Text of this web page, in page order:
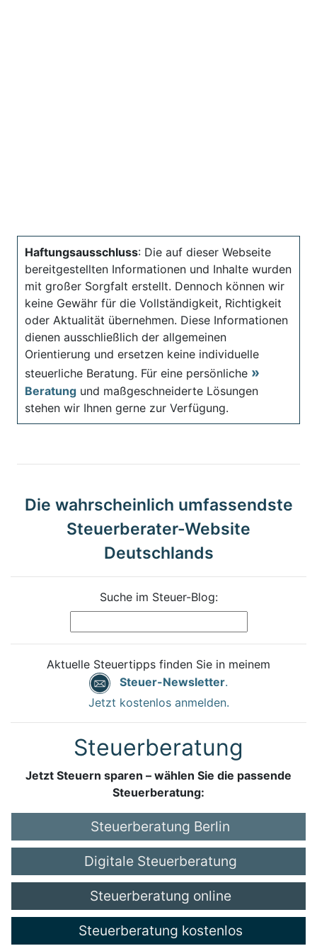
Haftungsausschluss: Die auf dieser Webseite
bereitgestellten Informationen und Inhalte wurden
mit großer Sorgfalt erstellt. Dennoch können wir
keine Gewähr für die Vollständigkeit, Richtigkeit
oder Aktualität übernehmen. Diese Informationen
dienen ausschließlich der allgemeinen
Orientierung und ersetzen keine individuelle
steuerliche Beratung. Für eine persönliche
Beratung und maßgeschneiderte Lösungen
stehen wir Ihnen gerne zur Verfügung.
Die wahrscheinlich umfassendste
Steuerberater-Website
Deutschlands
Suche im Steuer-Blog:
Aktuelle Steuertipps finden Sie in meinem
Steuer-Newsletter.
Jetzt kostenlos anmelden.
Steuerberatung
Jetzt Steuern sparen – wählen Sie die passende
Steuerberatung:
Steuerberatung Berlin
Digitale Steuerberatung
Steuerberatung online
Steuerberatung kostenlos